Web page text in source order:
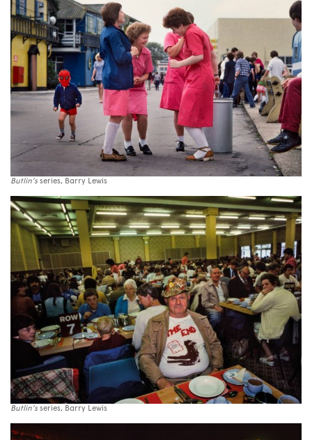
Butlin’s series, Barry Lewis
Butlin’s series, Barry Lewis